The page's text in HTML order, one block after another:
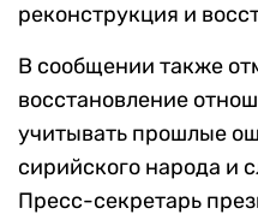
реконструкция и
В сообщении также
восстановление
учитывать прошлые
сирийского народа и
Пресс-секретарь